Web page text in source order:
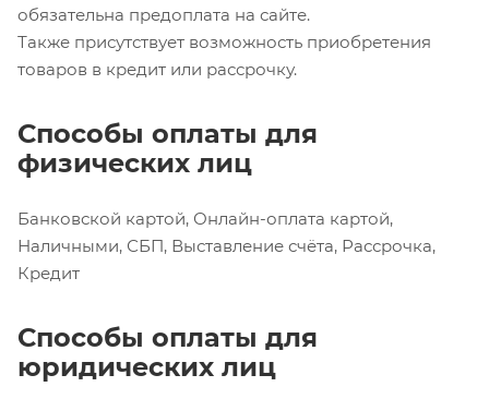
обязательна предоплата на сайте.
Также присутствует возможность приобретения
товаров в кредит или рассрочку.
Способы оплаты для
физических лиц
Банковской картой, Онлайн-оплата картой,
Наличными, СБП, Выставление счёта, Рассрочка,
Кредит
Способы оплаты для
юридических лиц